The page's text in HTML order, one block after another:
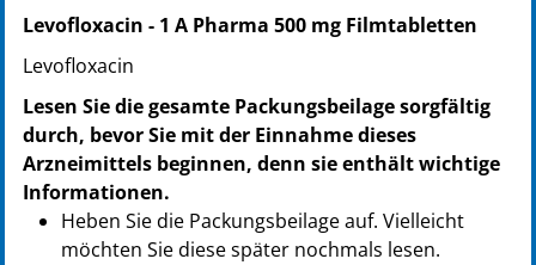
PPN: 110771502179
NTIN: 04150077150217
PZN: 07715038
PPN: 110771503869
NTIN: 04150077150385
Levofloxacin - 1 A Pharma 500 mg Filmtabletten
Levofloxacin
Lesen Sie die gesamte Packungsbeilage sorgfältig
durch, bevor Sie mit der Einnahme dieses
Arzneimittels beginnen, denn sie enthält wichtige
Informationen.
Heben Sie die Packungsbeilage auf. Vielleicht
möchten Sie diese später nochmals lesen.